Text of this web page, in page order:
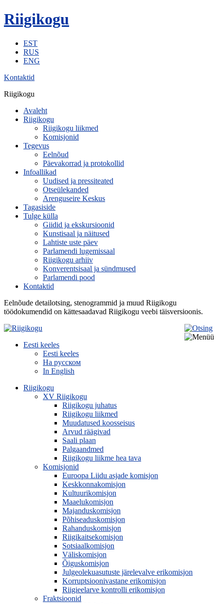
Riigikogu
EST
RUS
ENG
Kontaktid
Riigikogu
Avaleht
Riigikogu
Riigikogu liikmed
Komisjonid
Tegevus
Eelnõud
Päevakorrad ja protokollid
Infoallikad
Uudised ja pressiteated
Otseülekanded
Arenguseire Keskus
Tagasiside
Tulge külla
Giidid ja ekskursioonid
Kunstisaal ja näitused
Lahtiste uste päev
Parlamendi lugemissaal
Riigikogu arhiiv
Konverentsisaal ja sündmused
Parlamendi pood
Kontaktid
Eelnõude detailotsing, stenogrammid ja muud Riigikogu
töödokumendid on kättesaadavad Riigikogu veebi täisversioonis.
Eesti keeles
Eesti keeles
На русском
In English
Riigikogu
XV Riigikogu
Riigikogu juhatus
Riigikogu liikmed
Muudatused koosseisus
Arvud räägivad
Saali plaan
Palgaandmed
Riigikogu liikme hea tava
Komisjonid
Euroopa Liidu asjade komisjon
Keskkonnakomisjon
Kultuurikomisjon
Maaelukomisjon
Majanduskomisjon
Põhiseaduskomisjon
Rahanduskomisjon
Riigikaitsekomisjon
Sotsiaalkomisjon
Väliskomisjon
Õiguskomisjon
Julgeolekuasutuste järelevalve erikomisjon
Korruptsioonivastane erikomisjon
Riigieelarve kontrolli erikomisjon
Fraktsioonid